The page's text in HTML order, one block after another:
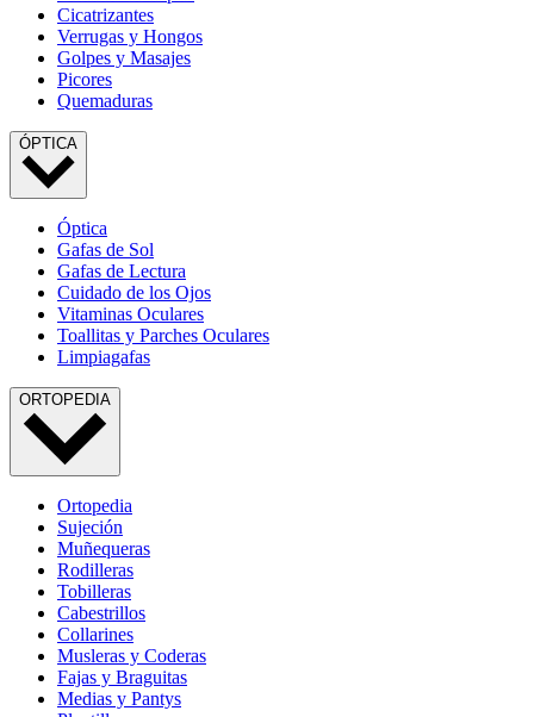
Cicatrizantes
Verrugas y Hongos
Golpes y Masajes
Picores
Quemaduras
ÓPTICA
Óptica
Gafas de Sol
Gafas de Lectura
Cuidado de los Ojos
Vitaminas Oculares
Toallitas y Parches Oculares
Limpiagafas
ORTOPEDIA
Ortopedia
Sujeción
Muñequeras
Rodilleras
Tobilleras
Cabestrillos
Collarines
Musleras y Coderas
Fajas y Braguitas
Medias y Pantys